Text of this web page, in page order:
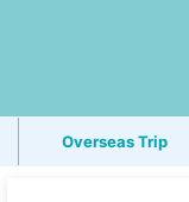
Overseas Trip